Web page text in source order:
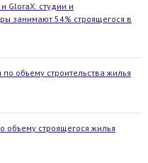
GloraX: студии и
занимают 54% строящегося в
объему строительства жилья
объему строящегося жилья